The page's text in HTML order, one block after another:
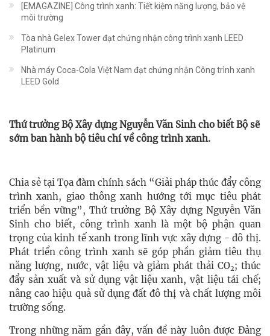
[EMAGAZINE] Công trình xanh: Tiết kiệm năng lượng, bảo vệ
môi trường
Tòa nhà Gelex Tower đạt chứng nhận công trình xanh LEED
Platinum
Nhà máy Coca-Cola Việt Nam đạt chứng nhận Công trình xanh
LEED Gold
Thứ trưởng Bộ Xây dựng Nguyễn Văn Sinh cho biết Bộ sẽ
sớm ban hành bộ tiêu chí về công trình xanh.
Chia sẻ tại Tọa đàm chính sách “Giải pháp thúc đẩy công
trình xanh, giao thông xanh hướng tới mục tiêu phát
triển bền vững”, Thứ trưởng Bộ Xây dựng Nguyễn Văn
Sinh cho biết, công trình xanh là một bộ phận quan
trọng của kinh tế xanh trong lĩnh vực xây dựng - đô thị.
Phát triển công trình xanh sẽ góp phần giảm tiêu thụ
năng lượng, nước, vật liệu và giảm phát thải CO2; thúc
đẩy sản xuất và sử dụng vật liệu xanh, vật liệu tái chế;
nâng cao hiệu quả sử dụng đất đô thị và chất lượng môi
trường sống.
Trong những năm gần đây, vấn đề này luôn được Đảng